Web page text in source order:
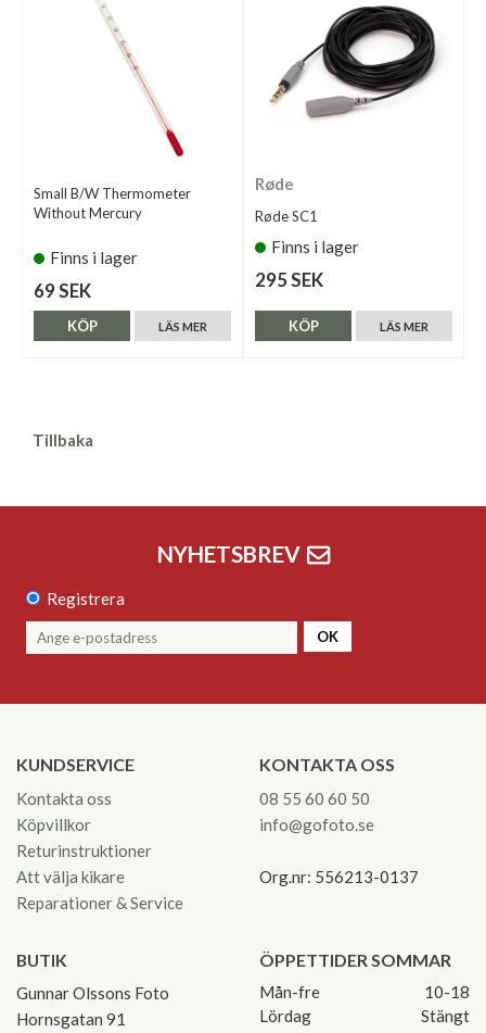
Small B/W Thermometer
Without Mercury
Finns i lager
69 SEK
LÄS MER
KÖP
Røde
Røde SC1
Finns i lager
295 SEK
LÄS MER
KÖP
Tillbaka
NYHETSBREV
Registrera
OK
KUNDSERVICE
Kontakta oss
Köpvillkor
Returinstruktioner
Att välja kikare
Reparationer & Service
KONTAKTA OSS
08 55 60 60 50
info@gofoto.se
Org.nr: 556213-0137
BUTIK
Gunnar Olssons Foto
Hornsgatan 91
ÖPPETTIDER SOMMAR
Mån-fre
10-18
Lördag
Stängt